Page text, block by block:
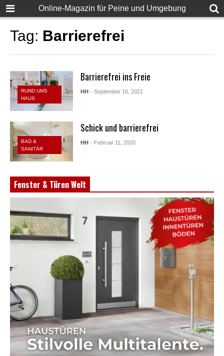
Online-Magazin für Peine und Umgebung
Tag: Barrierefrei
RUND UMS
HAUS
Barrierefrei ins Freie
HH - September 16, 2021
BAD &
SANITÄR
Schick und barrierefrei
HH - Februar 11, 2020
Fenster & Türen Welt